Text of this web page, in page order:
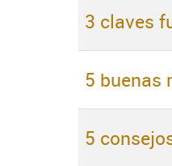
3 claves
5 buenas
5